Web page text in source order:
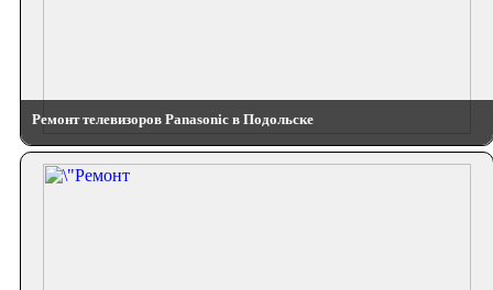
Ремонт телевизоров Panasonic в Подольске